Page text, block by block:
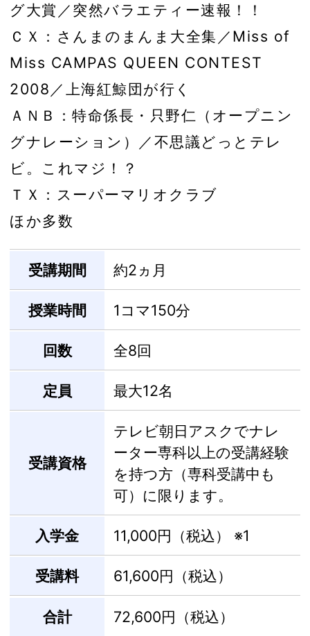
グ大賞／突然バラエティー速報！！
ＣＸ：さんまのまんま大全集／Miss of
Miss CAMPAS QUEEN CONTEST
2008／上海紅鯨団が行く
ＡＮＢ：特命係長・只野仁（オープニン
グナレーション）／不思議どっとテレ
ビ。これマジ！？
ＴＸ：スーパーマリオクラブ
ほか多数
受講期間 約2ヵ月
授業時間 1コマ150分
回数 全8回
定員 最大12名
受講資格
テレビ朝日アスクでナレ
ーター専科以上の受講経験
を持つ方（専科受講中も
可）に限ります。
入学金 11,000円（税込） ※1
受講料 61,600円（税込）
合計 72,600円（税込）